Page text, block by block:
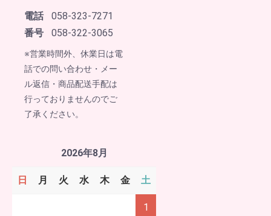
電話
番号
058-323-7271
058-322-3065
※営業時間外、休業日は電
話での問い合わせ・メー
ル返信・商品配送手配は
行っておりませんのでご
了承ください。
2026年8月
日 月 火 水 木 金 土
1